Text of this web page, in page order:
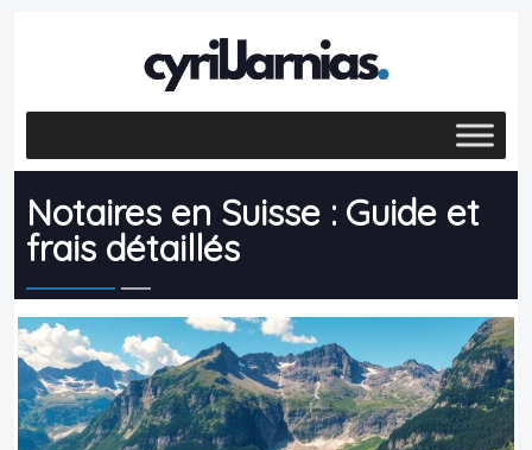
Notaires en Suisse : Guide et
frais détaillés